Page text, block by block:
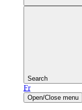
Search
Fr
Open/Close menu